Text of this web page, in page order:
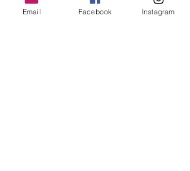
Email Facebook Instagram